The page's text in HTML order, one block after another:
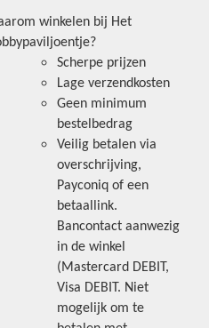
winkelen bij Het
Scherpe prijzen
Lage verzendkosten
Geen minimum
bestelbedrag
Veilig betalen via
overschrijving,
Payconiq of een
betaallink.
Bancontact aanwezig
in de winkel
(Mastercard DEBIT,
Visa DEBIT. Niet
mogelijk om te